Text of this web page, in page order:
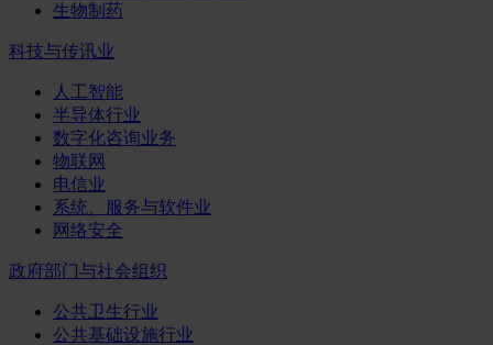
生物制药
科技与传讯业
人工智能
半导体行业
数字化咨询业务
物联网
电信业
系统、服务与软件业
网络安全
政府部门与社会组织
公共卫生行业
公共基础设施行业